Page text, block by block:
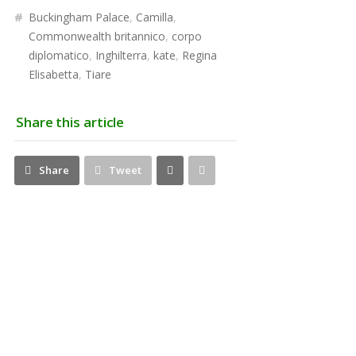
# Buckingham Palace, Camilla,
Commonwealth britannico, corpo
diplomatico, Inghilterra, kate, Regina
Elisabetta, Tiare
Share this article
Share Tweet
Share